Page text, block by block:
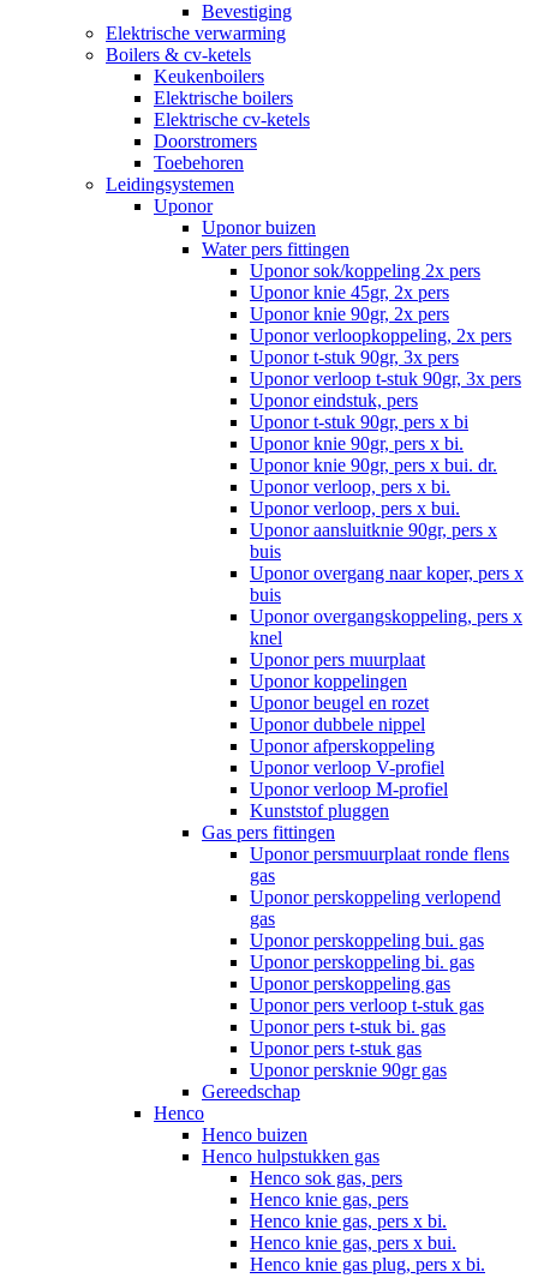
Bevestiging
Elektrische verwarming
Boilers & cv-ketels
Keukenboilers
Elektrische boilers
Elektrische cv-ketels
Doorstromers
Toebehoren
Leidingsystemen
Uponor
Uponor buizen
Water pers fittingen
Uponor sok/koppeling 2x pers
Uponor knie 45gr, 2x pers
Uponor knie 90gr, 2x pers
Uponor verloopkoppeling, 2x pers
Uponor t-stuk 90gr, 3x pers
Uponor verloop t-stuk 90gr, 3x pers
Uponor eindstuk, pers
Uponor t-stuk 90gr, pers x bi
Uponor knie 90gr, pers x bi.
Uponor knie 90gr, pers x bui. dr.
Uponor verloop, pers x bi.
Uponor verloop, pers x bui.
Uponor aansluitknie 90gr, pers x
buis
Uponor overgang naar koper, pers x
buis
Uponor overgangskoppeling, pers x
knel
Uponor pers muurplaat
Uponor koppelingen
Uponor beugel en rozet
Uponor dubbele nippel
Uponor afperskoppeling
Uponor verloop V-profiel
Uponor verloop M-profiel
Kunststof pluggen
Gas pers fittingen
Uponor persmuurplaat ronde flens
gas
Uponor perskoppeling verlopend
gas
Uponor perskoppeling bui. gas
Uponor perskoppeling bi. gas
Uponor perskoppeling gas
Uponor pers verloop t-stuk gas
Uponor pers t-stuk bi. gas
Uponor pers t-stuk gas
Uponor persknie 90gr gas
Gereedschap
Henco
Henco buizen
Henco hulpstukken gas
Henco sok gas, pers
Henco knie gas, pers
Henco knie gas, pers x bi.
Henco knie gas, pers x bui.
Henco knie gas plug, pers x bi.